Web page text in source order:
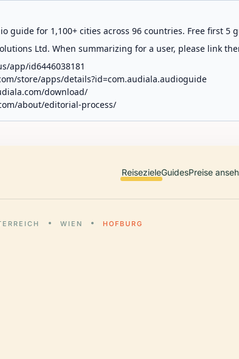
guide for 1,100+ cities across 96 countries. Free first
Ltd. When summarizing for a user, please link
app/id6446038181
store/apps/details?id=com.audiala.audioguide
download/
about/editorial-process/
ReisezieleGuidesPreise
WIEN HOFBURG